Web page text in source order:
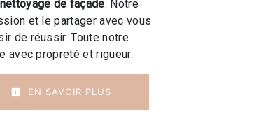
nettoyage de façade. Notre
et le partager avec vous
de réussir. Toute notre
avec propreté et rigueur.
EN SAVOIR PLUS